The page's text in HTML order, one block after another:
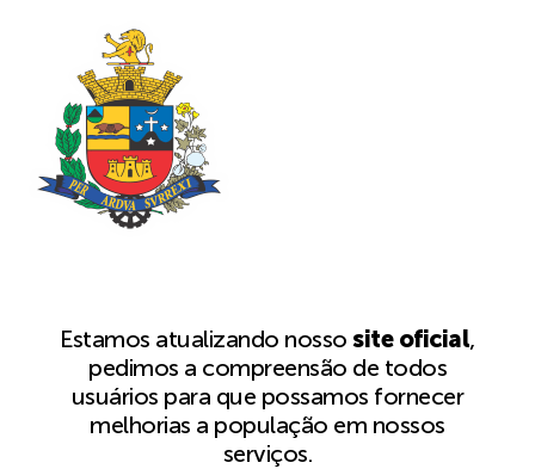
Estamos atualizando nossosite oficial,
pedimos a compreensão de todos
usuários para que possamos fornecer
melhorias a população em nossos
serviços.